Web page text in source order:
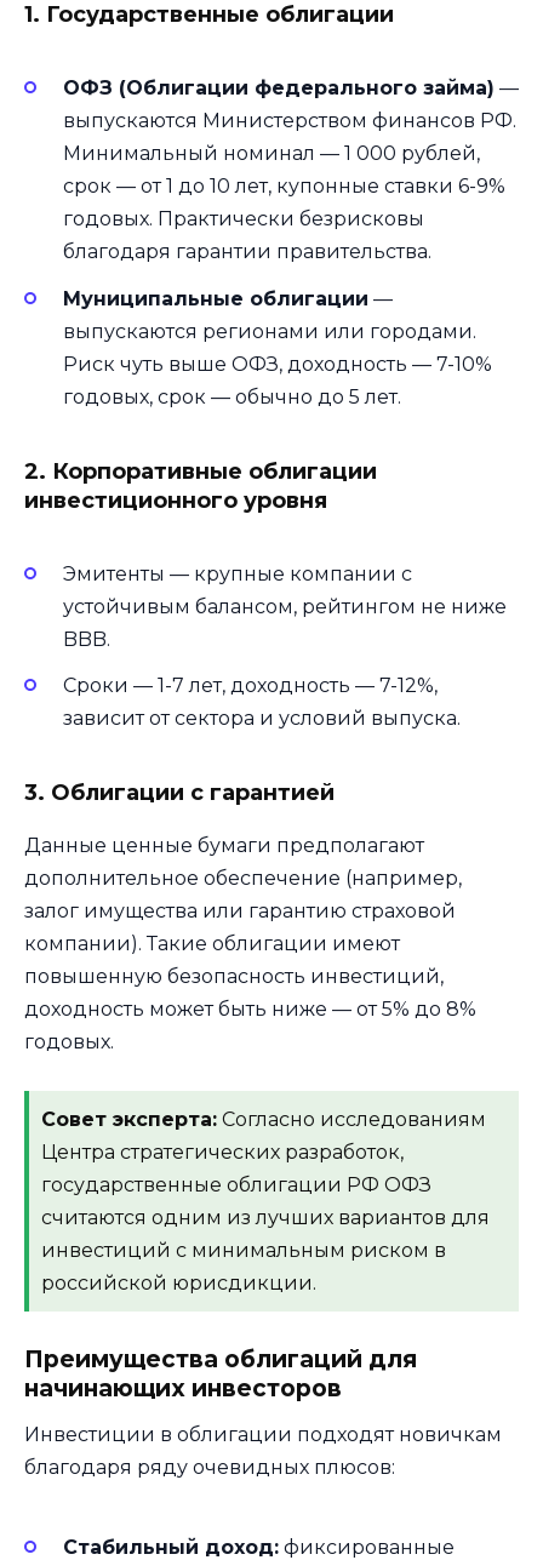
1. Государственные облигации
ОФЗ (Облигации федерального займа) —
выпускаются Министерством финансов РФ.
Минимальный номинал — 1 000 рублей,
срок — от 1 до 10 лет, купонные ставки 6-9%
годовых. Практически безрисковы
благодаря гарантии правительства.
Муниципальные облигации —
выпускаются регионами или городами.
Риск чуть выше ОФЗ, доходность — 7-10%
годовых, срок — обычно до 5 лет.
2. Корпоративные облигации
инвестиционного уровня
Эмитенты — крупные компании с
устойчивым балансом, рейтингом не ниже
BBB.
Сроки — 1-7 лет, доходность — 7-12%,
зависит от сектора и условий выпуска.
3. Облигации с гарантией
Данные ценные бумаги предполагают
дополнительное обеспечение (например,
залог имущества или гарантию страховой
компании). Такие облигации имеют
повышенную безопасность инвестиций,
доходность может быть ниже — от 5% до 8%
годовых.
Совет эксперта: Согласно исследованиям
Центра стратегических разработок,
государственные облигации РФ ОФЗ
считаются одним из лучших вариантов для
инвестиций с минимальным риском в
российской юрисдикции.
Преимущества облигаций для
начинающих инвесторов
Инвестиции в облигации подходят новичкам
благодаря ряду очевидных плюсов:
Стабильный доход: фиксированные